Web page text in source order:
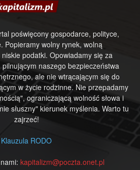
poświęcony gospodarce, polityce,
Popieramy wolny rynek, wolną
podatki. Opowiadamy się za
naszego bezpieczeństwa
ale nie wtrącającym się do
w życie rodzinne. Nie przepadamy
ograniczającą wolność słowa i
słuszny" kierunek myślenia. Warto tu
zajrzeć!
Klauzula RODO
kapitalizm@poczta.onet.pl